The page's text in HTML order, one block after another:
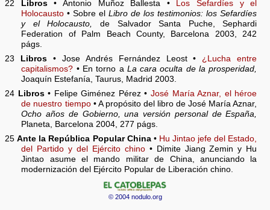
22
Libros• Antonio Muñoz Ballesta •
Los Sefardíes y el
Holocausto • Sobre elLibro de los testimonios: los Sefardíes
y el Holocausto, de Salvador Santa Puche, Sephardi
Federation of Palm Beach County, Barcelona 2003, 242
págs.
23
Libros • Jose Andrés Fernández Leost • ¿Lucha entre
capitalismos? • En torno a La cara oculta de la prosperidad,
Joaquín Estefanía, Taurus, Madrid 2003.
24 Libros• Felipe Giménez Pérez •José María Aznar, el héroe
de nuestro tiempo• A propósito del libro de José María Aznar,
Ocho años de Gobierno, una versión personal de España,
Planeta, Barcelona 2004, 277 págs.
25Ante la República Popular China• Hu Jintao jefe del Estado,
del Partido y del Ejército chino• Dimite Jiang Zemin y Hu
Jintao asume el mando militar de China, anunciando la
modernización del Ejército Popular de Liberación chino.
© 2004 nodulo.org